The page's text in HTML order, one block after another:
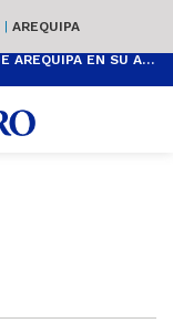
| AREQUIPA
ACTIVIDADES GRATUITAS PARA DISFRUTAR DE AREQUIPA EN SU ANIVERSARIO